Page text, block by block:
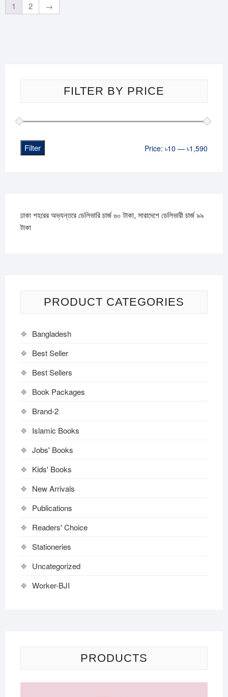
1 2 →
FILTER BY PRICE
Filter Price:৳10 —৳1,590
ঢাকা শহরের অভ্যন্তরে ডেলিভারি চার্জ ৬০ টাকা, সারাদেশে ডেলিভারী চার্জ ৯৯
টাকা
PRODUCT CATEGORIES
Bangladesh
Best Seller
Best Sellers
Book Packages
Brand-2
Islamic Books
Jobs' Books
Kids' Books
New Arrivals
Publications
Readers' Choice
Stationeries
Uncategorized
Worker-BJI
PRODUCTS